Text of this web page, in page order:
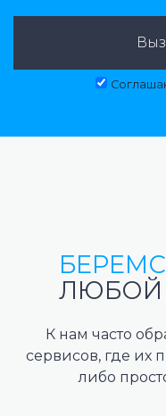
ЛЮБОЙ
К нам часто
сервисов, где их
либо